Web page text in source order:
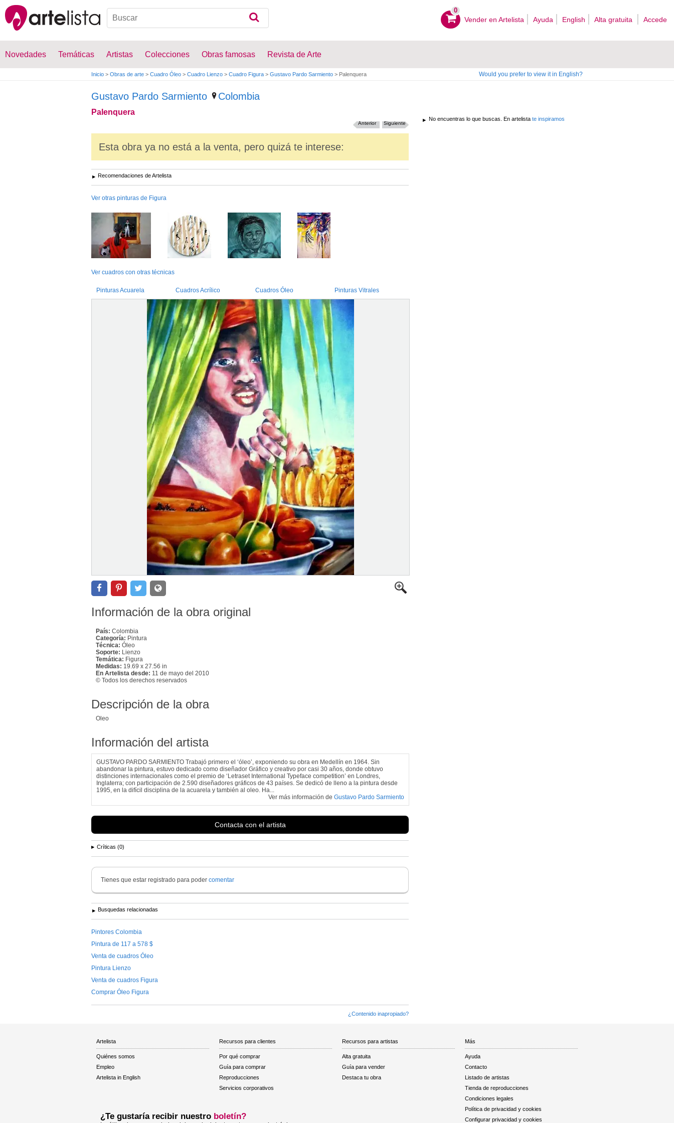
0
Vender en Artelista Ayuda English Alta gratuita Accede
Novedades Temáticas Artistas Colecciones Obras famosas Revista de Arte
Inicio > Obras de arte > Cuadro Óleo > Cuadro Lienzo > Cuadro Figura > Gustavo Pardo Sarmiento > Palenquera Would you prefer to view it in English?
Gustavo Pardo Sarmiento Colombia
Palenquera
Siguiente
Anterior
Esta obra ya no está a la venta, pero quizá te interese:
Recomendaciones de Artelista
Ver otras pinturas de Figura
Ver cuadros con otras técnicas
Pinturas Acuarela Cuadros Acrílico Cuadros Óleo Pinturas Vitrales
Información de la obra original
País: Colombia
Categoría: Pintura
Técnica: Óleo
Soporte: Lienzo
Temática: Figura
Medidas: 19.69 x 27.56 in
En Artelista desde: 11 de mayo del 2010
© Todos los derechos reservados
Descripción de la obra
Oleo
Información del artista
GUSTAVO PARDO SARMIENTO Trabajó primero el ‘óleo’, exponiendo su obra en Medellín en 1964. Sin
abandonar la pintura, estuvo dedicado como diseñador Gráfico y creativo por casi 30 años, donde obtuvo
distinciones internacionales como el premio de ‘Letraset International Typeface competition’ en Londres,
Inglaterra; con participación de 2.590 diseñadores gráficos de 43 países. Se dedicó de lleno a la pintura desde
1995, en la difícil disciplina de la acuarela y también al oleo. Ha...
Ver más información de Gustavo Pardo Sarmiento
Contacta con el artista
Críticas (0)
Tienes que estar registrado para poder comentar
Busquedas relacionadas
Pintores Colombia
Pintura de 117 a 578 $
Venta de cuadros Óleo
Pintura Lienzo
Venta de cuadros Figura
Comprar Óleo Figura
¿Contenido inapropiado?
No encuentras lo que buscas. En artelista te inspiramos
Artelista
Quiénes somos
Empleo
Artelista in English
Recursos para clientes
Por qué comprar
Guía para comprar
Reproducciones
Servicios corporativos
Recursos para artistas
Alta gratuita
Guía para vender
Destaca tu obra
Más
Ayuda
Contacto
Listado de artistas
Tienda de reproducciones
Condiciones legales
Política de privacidad y cookies
Configurar privacidad y cookies
¿Te gustaría recibir nuestro boletín?